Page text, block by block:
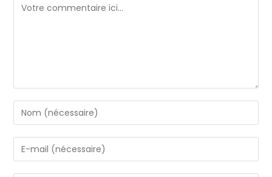
Comment
Enter
your
name
or
Enter
your
email